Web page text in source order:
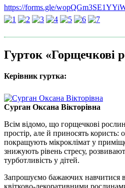
https://forms.gle/
Гурток «Горщечкові
Керівник гуртка:
Сурган Оксана Вікторівна
Всім відомо, що горщечкові
простір, але й приносять користь:
покращують мікроклімат у
знижують рівень стресу,
турботливість у дітей.
Запрошуємо бажаючих навчитися